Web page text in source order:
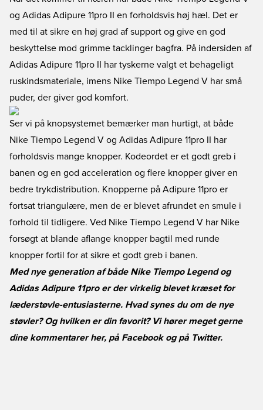
og Adidas Adipure 11pro II en forholdsvis høj hæl. Det er
med til at sikre en høj grad af support og give en god
beskyttelse mod grimme tacklinger bagfra. På indersiden af
Adidas Adipure 11pro II har tyskerne valgt et behageligt
ruskindsmateriale, imens Nike Tiempo Legend V har små
puder, der giver god komfort.
Ser vi på knopsystemet bemærker man hurtigt, at både
Nike Tiempo Legend V og Adidas Adipure 11pro II har
forholdsvis mange knopper. Kodeordet er et godt greb i
banen og en god acceleration og flere knopper giver en
bedre trykdistribution. Knopperne på Adipure 11pro er
fortsat triangulære, men de er blevet afrundet en smule i
forhold til tidligere. Ved Nike Tiempo Legend V har Nike
forsøgt at blande aflange knopper bagtil med runde
knopper fortil for at sikre et godt greb i banen.
Med nye generation af både Nike Tiempo Legend og
Adidas Adipure 11pro er der virkelig blevet kræset for
læderstøvle-entusiasterne. Hvad synes du om de nye
støvler? Og hvilken er din favorit? Vi hører meget gerne
dine kommentarer her, på Facebookog på Twitter.